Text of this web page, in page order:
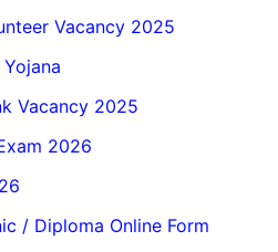
Vacancy 2025
Vacancy 2025
2026
/ Diploma Online Form